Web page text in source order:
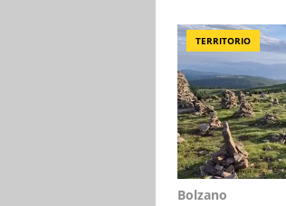
TERRITORIO
Bolzano